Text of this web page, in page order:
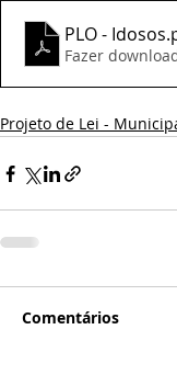
PLO - Idosos
Fazer
Projeto de Lei -
Comentários